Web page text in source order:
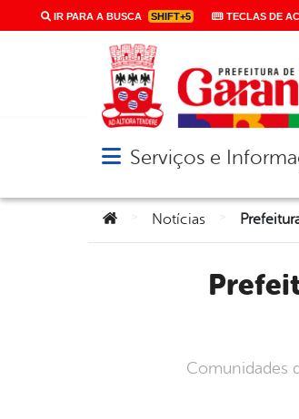
IR PARA A BUSCA SHIFT+5 TECLAS DE
Abrir menu principal de
Serviços e
Você está aqui:
Notícias
Prefeitura de Garanhuns promove atividades em alusão ao
Comunidades